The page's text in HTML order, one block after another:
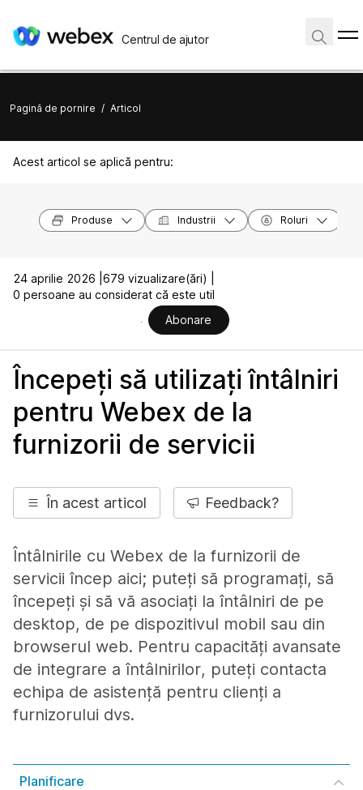
Centrul de ajutor
Pagină de pornire / Articol
Acest articol se aplică pentru:
Produse Industrii Roluri
24 aprilie 2026 | 679 vizualizare(ări) |
0 persoane au considerat că este util
Abonare
Începeți să utilizați întâlniri
pentru Webex de la
furnizorii de servicii
În acest articol Feedback?
Întâlnirile cu Webex de la furnizorii de
servicii încep aici; puteți să programați, să
începeți și să vă asociați la întâlniri de pe
desktop, de pe dispozitivul mobil sau din
browserul web. Pentru capacități avansate
de integrare a întâlnirilor, puteți contacta
echipa de asistență pentru clienți a
furnizorului dvs.
Planificare